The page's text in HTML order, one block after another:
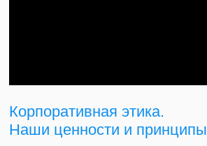
Корпоративная этика.
Наши ценности и принципы